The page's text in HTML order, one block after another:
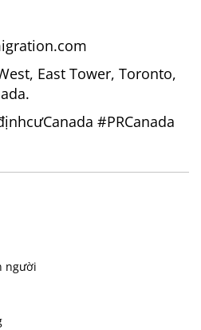
East Tower, Toronto,
#PRCanada
người